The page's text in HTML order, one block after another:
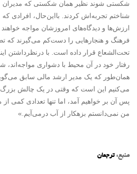
شکستی شوند نظیر همان شکستی که مدیران
شناختم تجربه‌اش کردند. بااین‌حال، افرادی که
ارزش‌ها و دیدگاه‌های امروزشان مواجه خواهند
فرهنگ و هنجارهایی را دست‌کم می‌گیرند که
تحت‌الشعاع قرار داده است. با درنظرداشتن
رفتار خود در آن محیط با دشواری مواجه‌اند،
همان‌طور که یک مدیر ارشد مالی سابق
می‌کنیم این است که وقتی در یک چالش بزرگ
پس آن بر خواهیم آمد، اما تنها تعدادی کمی از
من نمی‌دانستم بزهکار از آب درمی‌آیم.»
منبع:ترجمان